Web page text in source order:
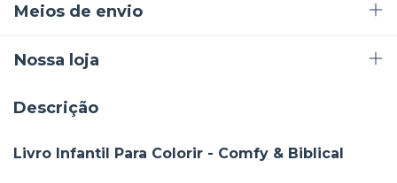
Meios de envio
Nossa loja
Descrição
Livro Infantil Para Colorir - Comfy & Biblical